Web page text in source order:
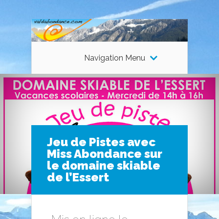
Navigation Menu
Jeu de Pistes avec
Miss Abondance sur
le domaine skiable
de l’Essert